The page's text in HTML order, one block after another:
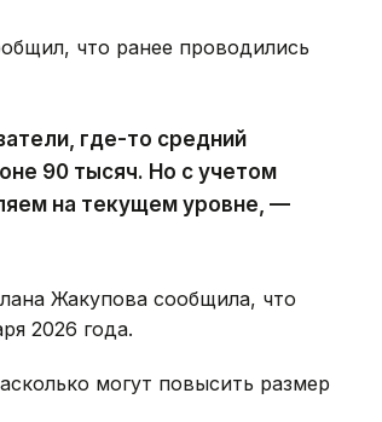
что ранее проводились
где-то средний
90 тысяч. Но с учетом
на текущем уровне, —
Жакупова сообщила, что
2026 года.
могут повысить размер